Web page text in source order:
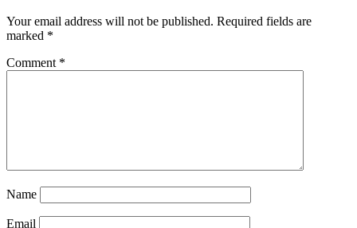
Your email address will not be published. Required fields are
marked *
Comment *
Name
Email